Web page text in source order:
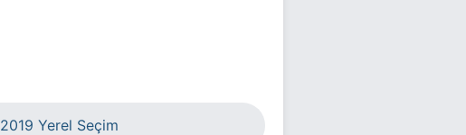
2019 Yerel Seçim